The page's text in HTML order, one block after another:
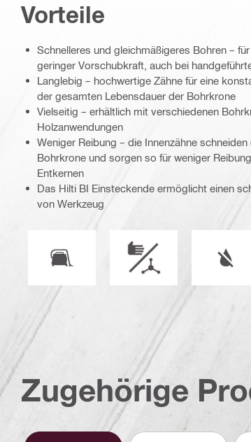
Vorteile
Schnelleres und gleichmäßigeres Bohren –
geringer Vorschubkraft, auch bei
Langlebig – hochwertige Zähne für eine
der gesamten Lebensdauer der Bohrkrone
Vielseitig – erhältlich mit verschiedenen
Holzanwendungen
Weniger Reibung – die Innenzähne
Bohrkrone und sorgen so für weniger
Entkernen
Das Hilti BI Einsteckende ermöglicht einen
von Werkzeug
Vakuum-kompatibelBetriebsmodus
Zugehörige